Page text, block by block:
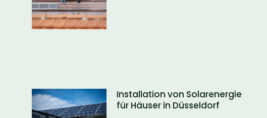
Installation von Solarenergie
für Häuser in Düsseldorf